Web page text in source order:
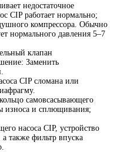
недостаточное
CIP работает нормально;
компрессора. Обычно
нормального давления 5–7
клапан
Заменить
CIP сломана или
самовсасывающего
износа и сплющивания;
насоса CIP, устройство
также фильтр впуска